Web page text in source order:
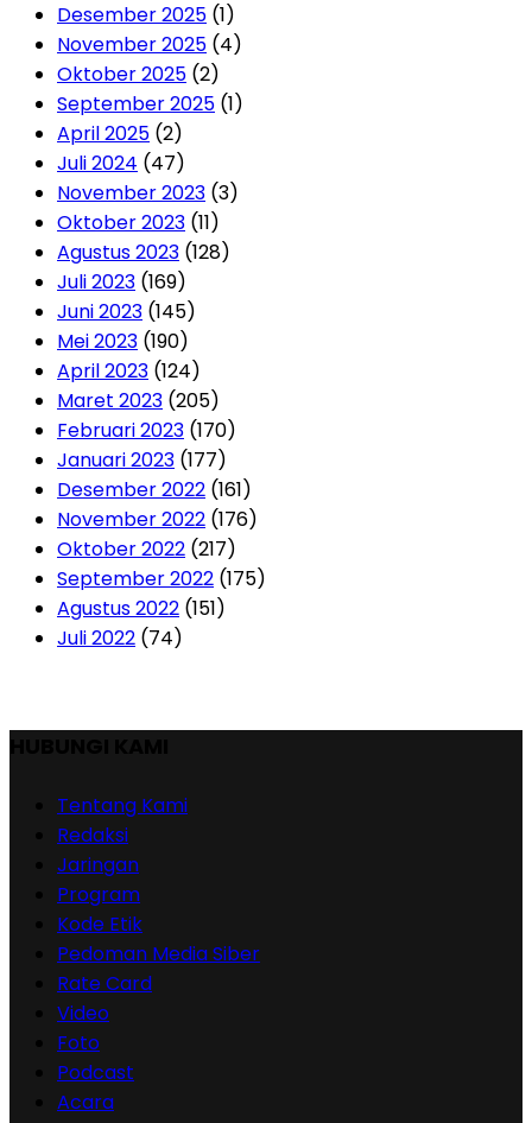
Desember 2025 (1)
November 2025 (4)
Oktober 2025 (2)
September 2025 (1)
April 2025 (2)
Juli 2024 (47)
November 2023 (3)
Oktober 2023 (11)
Agustus 2023 (128)
Juli 2023 (169)
Juni 2023 (145)
Mei 2023 (190)
April 2023 (124)
Maret 2023 (205)
Februari 2023 (170)
Januari 2023 (177)
Desember 2022 (161)
November 2022 (176)
Oktober 2022 (217)
September 2022 (175)
Agustus 2022 (151)
Juli 2022 (74)
Tentang Kami
Redaksi
Jaringan
Program
Kode Etik
Pedoman Media Siber
Rate Card
Video
Foto
Podcast
Acara